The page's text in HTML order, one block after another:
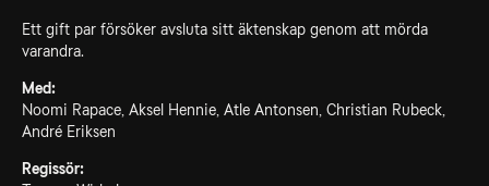
Ett gift par försöker avsluta sitt äktenskap genom att mörda
varandra.
Med:
Noomi Rapace, Aksel Hennie, Atle Antonsen, Christian Rubeck,
André Eriksen
Regissör: